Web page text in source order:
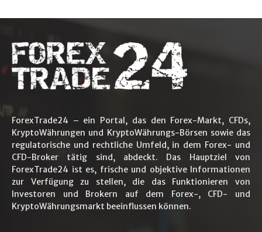
ForexTrade24 – ein Portal, das den Forex-Markt, CFDs,
KryptoWährungen und KryptoWährungs-Börsen sowie das
regulatorische und rechtliche Umfeld, in dem Forex- und
CFD-Broker tätig sind, abdeckt. Das Hauptziel von
ForexTrade24 ist es, frische und objektive Informationen
zur Verfügung zu stellen, die das Funktionieren von
Investoren und Brokern auf dem Forex-, CFD- und
KryptoWährungsmarkt beeinflussen können.